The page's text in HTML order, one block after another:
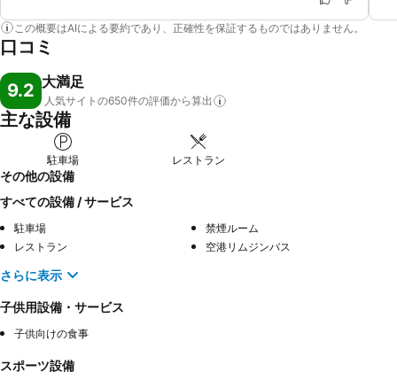
この概要はAIによる要約であり、正確性を保証するものではありません。
口コミ
9.2 大満足
人気サイトの650件の評価から算出
主な設備
駐車場 レストラン
その他の設備
すべての設備 / サービス
駐車場
禁煙ルーム
レストラン
空港リムジンバス
さらに表示
子供用設備・サービス
子供向けの食事
スポーツ設備